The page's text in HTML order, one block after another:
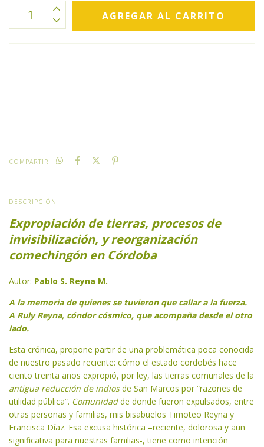
COMPARTIR
DESCRIPCIÓN
Expropiación de tierras, procesos de
invisibilización, y reorganización
comechingón en Córdoba
Autor: Pablo S. Reyna M.
A la memoria de quienes se tuvieron que callar a la fuerza.
A Ruly Reyna, cóndor cósmico, que acompaña desde el otro
lado.
Esta crónica, propone partir de una problemática poca conocida
de nuestro pasado reciente: cómo el estado cordobés hace
ciento treinta años expropió, por ley, las tierras comunales de la
antigua reducción de indiosde San Marcos por “razones de
utilidad pública”. Comunidadde donde fueron expulsados, entre
otras personas y familias, mis bisabuelos Timoteo Reyna y
Francisca Díaz. Esa excusa histórica –reciente, dolorosa y aun
significativa para nuestras familias-, tiene como intención